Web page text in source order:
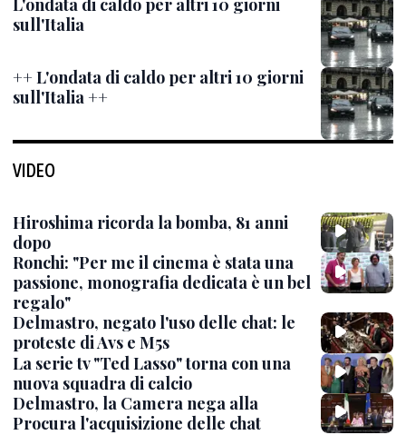
L'ondata di caldo per altri 10 giorni
sull'Italia
++ L'ondata di caldo per altri 10 giorni
sull'Italia ++
VIDEO
Hiroshima ricorda la bomba, 81 anni
dopo
Ronchi: "Per me il cinema è stata una
passione, monografia dedicata è un bel
regalo"
Delmastro, negato l'uso delle chat: le
proteste di Avs e M5s
La serie tv "Ted Lasso" torna con una
nuova squadra di calcio
Delmastro, la Camera nega alla
Procura l'acquisizione delle chat